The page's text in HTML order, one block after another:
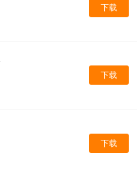
下载
下载
下载